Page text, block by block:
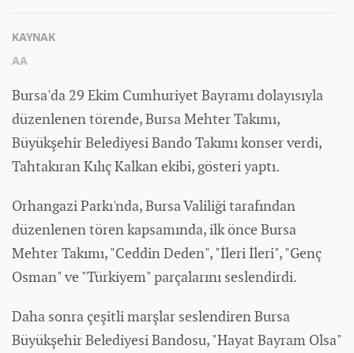
KAYNAK
AA
Bursa'da 29 Ekim Cumhuriyet Bayramı dolayısıyla
düzenlenen törende, Bursa Mehter Takımı,
Büyükşehir Belediyesi Bando Takımı konser verdi,
Tahtakıran Kılıç Kalkan ekibi, gösteri yaptı.
Orhangazi Parkı'nda, Bursa Valiliği tarafından
düzenlenen tören kapsamında, ilk önce Bursa
Mehter Takımı, "Ceddin Deden", "İleri İleri", "Genç
Osman" ve "Türkiyem" parçalarını seslendirdi.
Daha sonra çeşitli marşlar seslendiren Bursa
Büyükşehir Belediyesi Bandosu, "Hayat Bayram Olsa"